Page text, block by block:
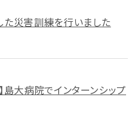
災害訓練を行いました
島大病院でインターンシップ